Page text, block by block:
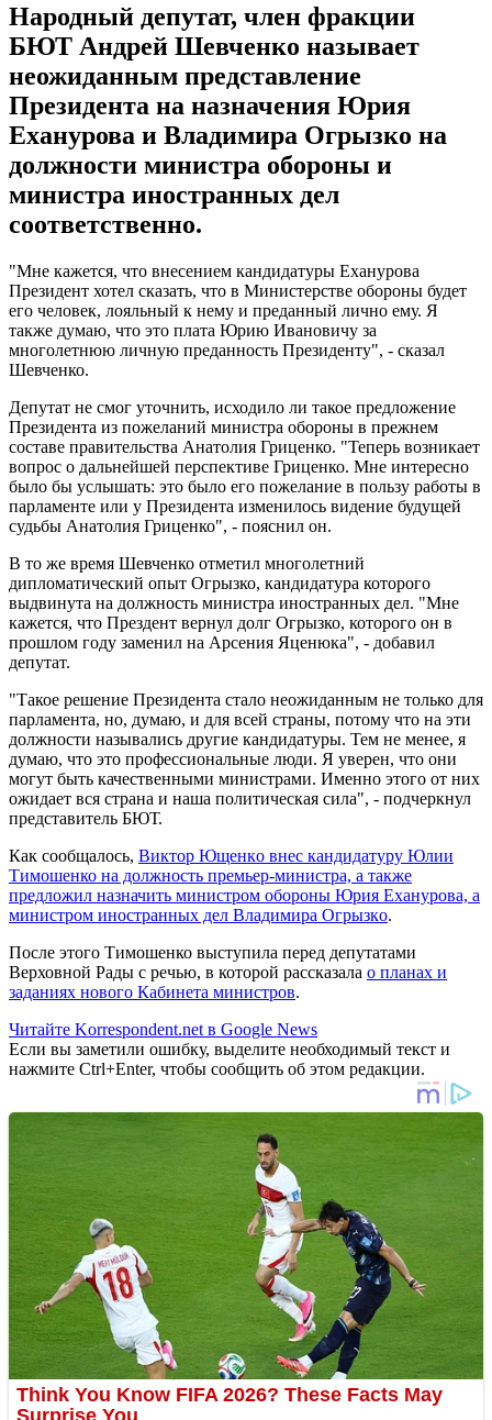
Народный депутат, член фракции
БЮТ Андрей Шевченко называет
неожиданным представление
Президента на назначения Юрия
Еханурова и Владимира Огрызко на
должности министра обороны и
министра иностранных дел
соответственно.
"Мне кажется, что внесением кандидатуры Еханурова
Президент хотел сказать, что в Министерстве обороны будет
его человек, лояльный к нему и преданный лично ему. Я
также думаю, что это плата Юрию Ивановичу за
многолетнюю личную преданность Президенту", - сказал
Шевченко.
Депутат не смог уточнить, исходило ли такое предложение
Президента из пожеланий министра обороны в прежнем
составе правительства Анатолия Гриценко. "Теперь возникает
вопрос о дальнейшей перспективе Гриценко. Мне интересно
было бы услышать: это было его пожелание в пользу работы в
парламенте или у Президента изменилось видение будущей
судьбы Анатолия Гриценко", - пояснил он.
В то же время Шевченко отметил многолетний
дипломатический опыт Огрызко, кандидатура которого
выдвинута на должность министра иностранных дел. "Мне
кажется, что Прездент вернул долг Огрызко, которого он в
прошлом году заменил на Арсения Яценюка", - добавил
депутат.
"Такое решение Президента стало неожиданным не только для
парламента, но, думаю, и для всей страны, потому что на эти
должности назывались другие кандидатуры. Тем не менее, я
думаю, что это профессиональные люди. Я уверен, что они
могут быть качественными министрами. Именно этого от них
ожидает вся страна и наша политическая сила", - подчеркнул
представитель БЮТ.
Как сообщалось, Виктoр Ющенкo внес кандидатуру Юлии
Тимoшенко на должность премьер-министра, а также
предложил назначить министром обороны Юрия Еханурoва, а
министром иностранных дел Владимиpа Oгрызкo.
После этого Тимошенко выступила перед депутатами
Верховной Рады с речью, в которой рассказала о планах и
заданиях нового Кабинета министров.
Читайте Korrespondent.net в Google News
Если вы заметили ошибку, выделите необходимый текст и
нажмите Ctrl+Enter, чтобы сообщить об этом редакции.